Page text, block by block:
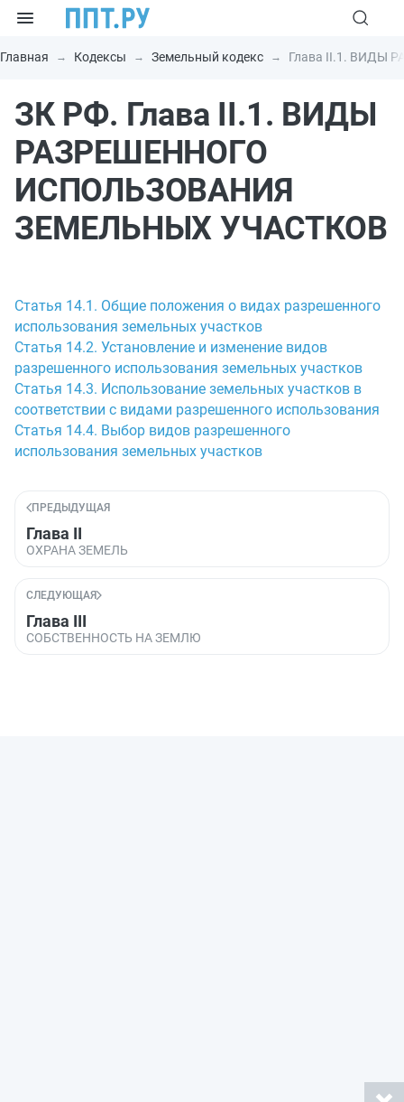
Главная Кодексы Земельный кодекс Глава II.1. ВИДЫ
ЗК РФ. Глава II.1. ВИДЫ
РАЗРЕШЕННОГО
ИСПОЛЬЗОВАНИЯ
ЗЕМЕЛЬНЫХ УЧАСТКОВ
Статья 14.1. Общие положения о видах разрешенного
использования земельных участков
Статья 14.2. Установление и изменение видов
разрешенного использования земельных участков
Статья 14.3. Использование земельных участков в
соответствии с видами разрешенного использования
Статья 14.4. Выбор видов разрешенного
использования земельных участков
ПРЕДЫДУЩАЯ
Глава II
ОХРАНА ЗЕМЕЛЬ
СЛЕДУЮЩАЯ
Глава III
СОБСТВЕННОСТЬ НА ЗЕМЛЮ